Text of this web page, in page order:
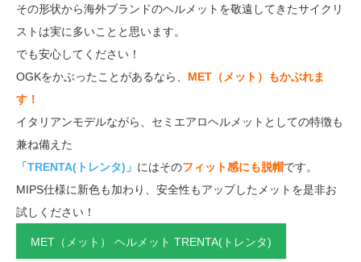
その形状から海外ブランドのヘルメットを敬遠してきたサイクリ
ストは実に多いことと思います。
でも安心してください！
OGKをかぶったことがあるなら、 MET（メット）もかぶれま
す！
イタリアンモデルながら、セミエアロヘルメットとしての特徴も
兼ね備えた
「TRENTA(トレンタ)」 にはそのフィット感にも脱帽です。
MIPS仕様に新色も加わり、安全性もアップしたメットを是非お
試しください！
MET（メット） ヘルメット TRENTA(トレンタ)